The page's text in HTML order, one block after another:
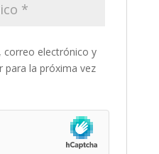
correo electrónico y
para la próxima vez